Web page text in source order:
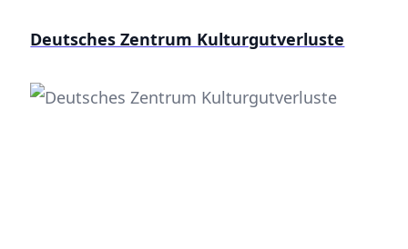
Deutsches Zentrum Kulturgutverluste